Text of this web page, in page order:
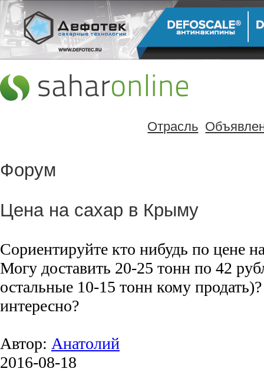
Отрасль
Форум
Цена на сахар в Крыму
Сориентируйте кто нибудь по цене
Могу доставить 20-25 тонн по 42
остальные 10-15 тонн кому
интересно?
Автор: Анатолий
2016-08-18